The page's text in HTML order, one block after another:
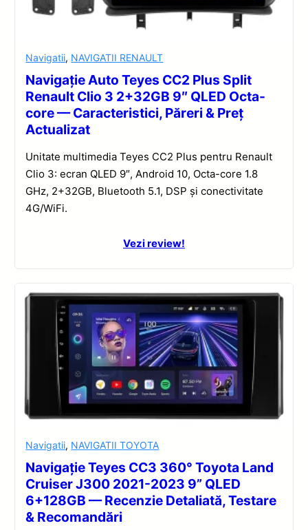
Navigatii, NAVIGATII RENAULT
Navigație Auto Teyes CC2 Plus Split
Renault Clio 3 2+32GB 9″ QLED Octa-
core — Caracteristici, Păreri & Preț
Actualizat
Unitate multimedia Teyes CC2 Plus pentru Renault
Clio 3: ecran QLED 9″, Android 10, Octa-core 1.8
GHz, 2+32GB, Bluetooth 5.1, DSP și conectivitate
4G/WiFi.
Vezi review!
Navigatii, NAVIGATII TOYOTA
Navigație Teyes CC3 360° Toyota Land
Cruiser J300 2021-2023 9” QLED
6+128GB — Recenzie Detaliată, Testare
& Recomandări